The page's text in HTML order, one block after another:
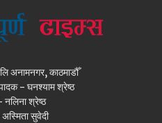
अनामनगर, काठमाडौँ
- घनश्याम श्रेष्ठ
श्रेष्ठ
सुवेदी